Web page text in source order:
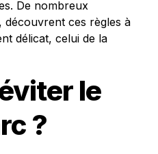
De nombreux
ces règles à
délicat, celui de la
le
?